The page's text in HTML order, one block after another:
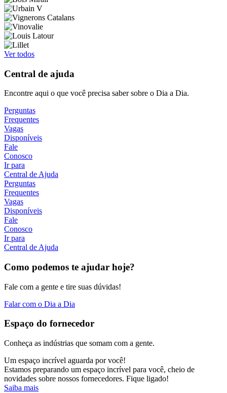
Ver todos
Central de ajuda
Encontre aqui o que você precisa saber sobre o Dia a Dia.
Perguntas
Frequentes
Vagas
Disponíveis
Fale
Conosco
Ir para
Central de Ajuda
Perguntas
Frequentes
Vagas
Disponíveis
Fale
Conosco
Ir para
Central de Ajuda
Como podemos te ajudar hoje?
Fale com a gente e tire suas dúvidas!
Falar com o Dia a Dia
Espaço do fornecedor
Conheça as indústrias que somam com a gente.
Um espaço incrível aguarda por você!
Estamos preparando um espaço incrível para você, cheio de
novidades sobre nossos fornecedores. Fique ligado!
Saiba mais